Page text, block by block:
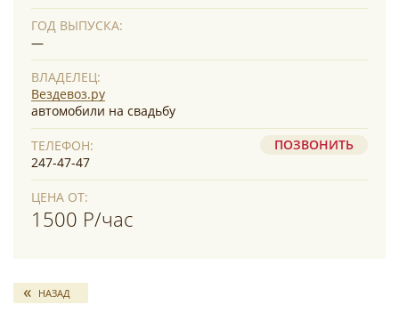
ГОД ВЫПУСКА:
—
ВЛАДЕЛЕЦ:
Вездевоз.ру
автомобили на свадьбу
ТЕЛЕФОН:
247-47-47
ПОЗВОНИТЬ
ЦЕНА ОТ:
1500 Р/час
НАЗАД